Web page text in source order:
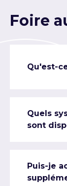
Foire
Qu'est-
Quels
sont
Puis-je